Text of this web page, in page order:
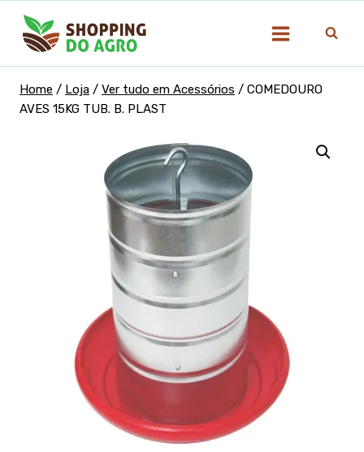
para
Home / Loja / Ver tudo em Acessórios / COMEDOURO
AVES 15KG TUB. B. PLAST